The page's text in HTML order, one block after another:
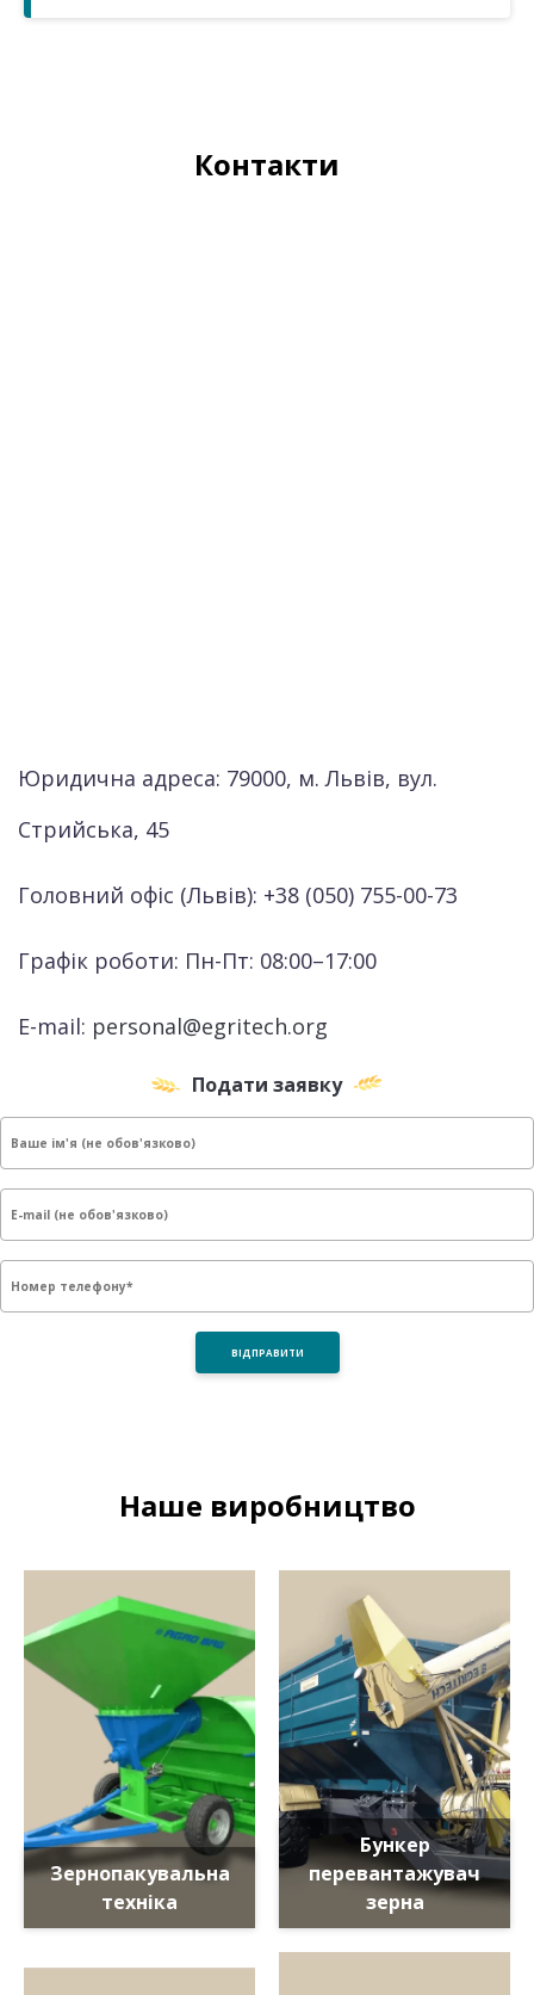
Контакти
Юридична адреса: 79000, м. Львів, вул.
Стрийська, 45
Головний офіс (Львів): +38 (050) 755-00-73
Графік роботи: Пн-Пт: 08:00–17:00
E-mail: personal@egritech.org
Подати заявку
Наше виробництво
Зернопакувальна
техніка
Бункер
перевантажувач
зерна